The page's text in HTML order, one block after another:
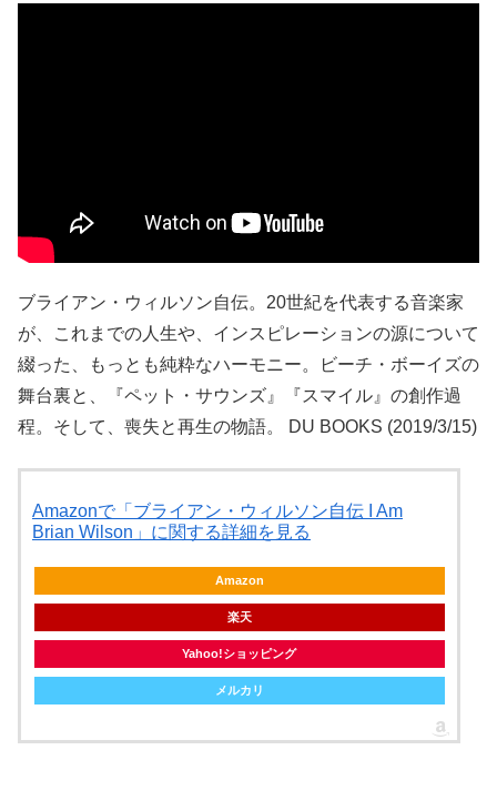
ブライアン・ウィルソン自伝。20世紀を代表する音楽家
が、これまでの人生や、インスピレーションの源について
綴った、もっとも純粋なハーモニー。ビーチ・ボーイズの
舞台裏と、『ペット・サウンズ』『スマイル』の創作過
程。そして、喪失と再生の物語。 DU BOOKS (2019/3/15)
Amazonで「ブライアン・ウィルソン自伝 I Am
Brian Wilson」に関する詳細を見る
Amazon
楽天
Yahoo!ショッピング
メルカリ